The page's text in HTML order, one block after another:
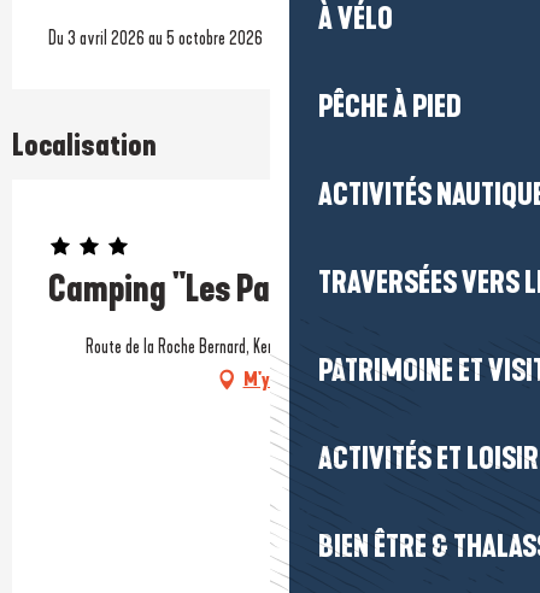
À VÉLO
PÊCHE À PIED
ACTIVITÉS
TRAVERSÉES VERS
PATRIMOINE ET
ACTIVITÉS ET
BIEN ÊTRE &
Du 3 avril 2026 au 5 octobre 2026
Localisation
Camping "Les Parcs"
Prestataire engagé dans une démarche environnementale
Route de la Roche Bernard, Keravard, BP 14, 56760 Pénestin
M'y rendre